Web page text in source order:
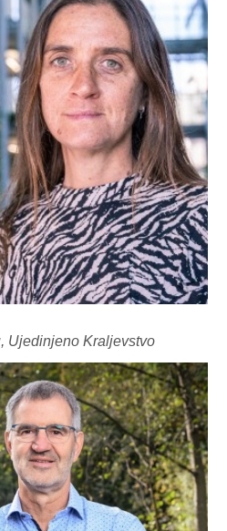
Ujedinjeno Kraljevstvo